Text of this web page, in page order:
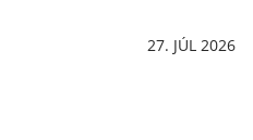
27. JÚL 2026